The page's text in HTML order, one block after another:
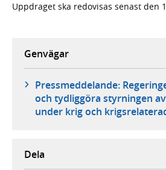
Uppdraget ska redovisas senast den
Genvägar
Pressmeddelande:
och tydliggöra styrningen
under krig och
Dela